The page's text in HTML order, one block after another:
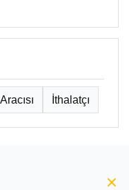
Aracısı İthalatçı